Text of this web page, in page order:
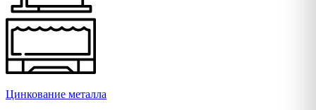
Цинкование металла